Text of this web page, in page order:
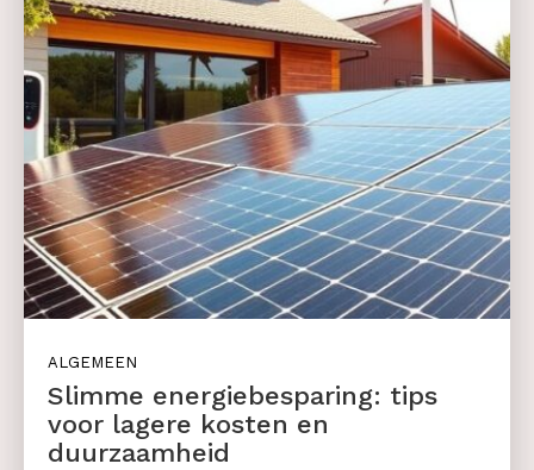
ALGEMEEN
Slimme energiebesparing: tips
voor lagere kosten en
duurzaamheid